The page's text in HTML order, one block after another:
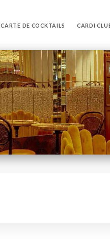
CARTE DE COCKTAILS CARDI